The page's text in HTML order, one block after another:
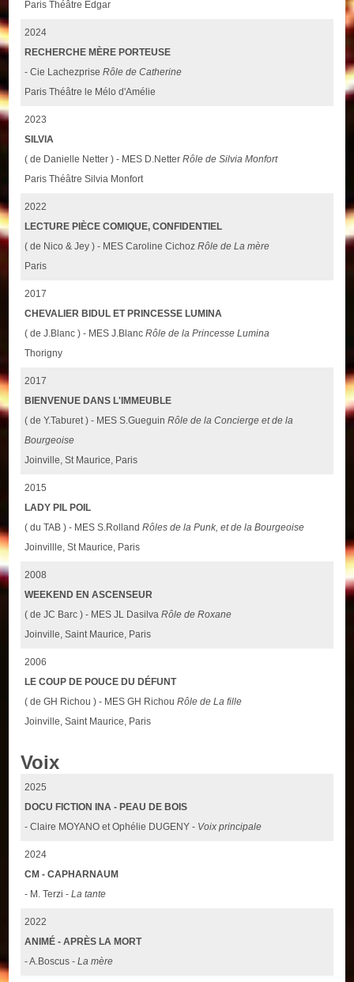
Paris Théâtre Edgar
2024
RECHERCHE MÈRE PORTEUSE
- Cie LachezpriseRôle de Catherine
Paris Théâtre le Mélo d'Amélie
2023
SILVIA
( de Danielle Netter ) - MES D.NetterRôle de Silvia Monfort
Paris Théâtre Silvia Monfort
2022
LECTURE PIÈCE COMIQUE, CONFIDENTIEL
( de Nico & Jey ) - MES Caroline CichozRôle de La mère
Paris
2017
CHEVALIER BIDUL ET PRINCESSE LUMINA
( de J.Blanc ) - MES J.BlancRôle de la Princesse Lumina
Thorigny
2017
BIENVENUE DANS L'IMMEUBLE
( de Y.Taburet ) - MES S.GueguinRôle de la Concierge et de la
Bourgeoise
Joinville, St Maurice, Paris
2015
LADY PIL POIL
( du TAB ) - MES S.RollandRôles de la Punk, et de la Bourgeoise
Joinvillle, St Maurice, Paris
2008
WEEKEND EN ASCENSEUR
( de JC Barc ) - MES JL DasilvaRôle de Roxane
Joinville, Saint Maurice, Paris
2006
LE COUP DE POUCE DU DÉFUNT
( de GH Richou ) - MES GH RichouRôle de La fille
Joinville, Saint Maurice, Paris
Voix
2025
DOCU FICTION INA - PEAU DE BOIS
- Claire MOYANO et Ophélie DUGENY - Voix principale
2024
CM - CAPHARNAUM
- M. Terzi -La tante
2022
ANIMÉ - APRÈS LA MORT
- A.Boscus -La mère